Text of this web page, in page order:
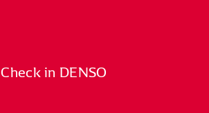
Check in DENSO